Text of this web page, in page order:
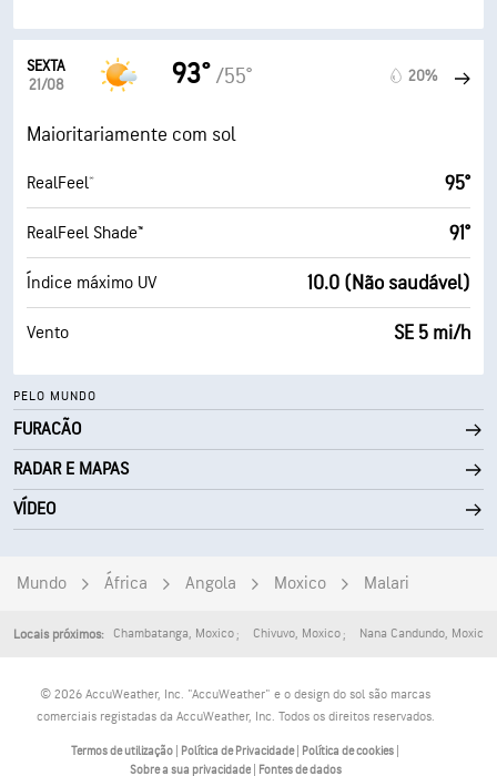
SEXTA
21/08
93° /55° 20%
Maioritariamente com sol
RealFeel® 95°
RealFeel Shade™ 91°
Índice máximo UV 10.0 (Não saudável)
Vento SE 5 mi/h
PELO MUNDO
FURACÃO
RADAR E MAPAS
VÍDEO
Mundo África Angola Moxico Malari
Locais próximos: Chambatanga, Moxico Chivuvo, Moxico Nana Candundo, Moxico
© 2026 AccuWeather, Inc. "AccuWeather" e o design do sol são marcas
comerciais registadas da AccuWeather, Inc. Todos os direitos reservados.
Termos de utilização Política de Privacidade Política de cookies
Sobre a sua privacidade| Fontes de dados